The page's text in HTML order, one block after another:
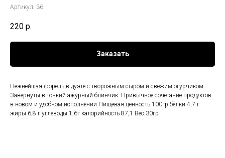
Артикул: 36
220 р.
Заказать
Нежнейшая форель в дуэте с творожным сыром и свежим огурчиком.
Завёрнуты в тонкий ажурный блинчик. Привычное сочетание продуктов
в новом и удобном исполнении Пищевая ценность 100гр белки 4,7 г
жиры 6,8 г углеводы 1,6г калорийность 87,1 Вес:30гр